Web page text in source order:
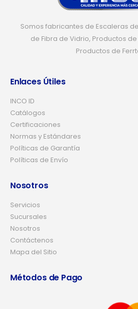
Somos fabricantes de Escaleras
de Fibra de Vidrio, Productos
Productos de
Enlaces Útiles
INCO ID
Catálogos
Certificaciones
Normas y Estándares
Políticas de Garantía
Políticas de Envío
Nosotros
Servicios
Sucursales
Nosotros
Contáctenos
Mapa del Sitio
Métodos de Pago